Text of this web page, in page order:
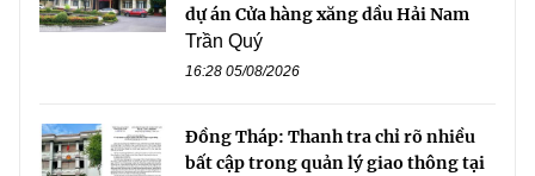
dự án Cửa hàng xăng dầu Hải Nam
Trần Quý
16:28 05/08/2026
Đồng Tháp: Thanh tra chỉ rõ nhiều
bất cập trong quản lý giao thông tại